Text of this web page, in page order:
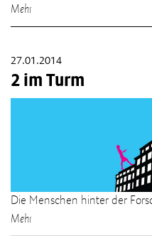
Mehr
27.01.2014
2 im Turm
Die Menschen hinter der
Mehr